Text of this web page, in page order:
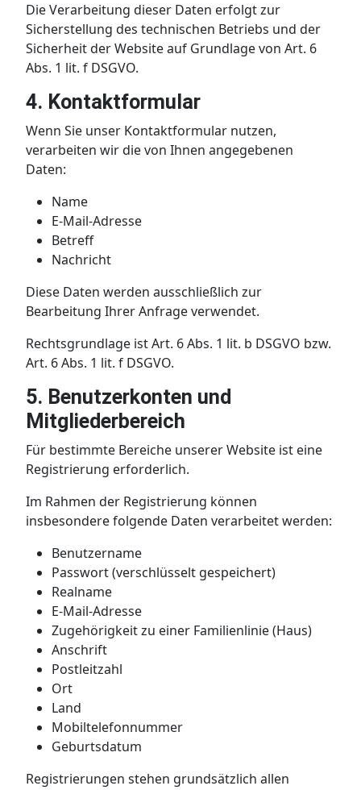
Die Verarbeitung dieser Daten erfolgt zur
Sicherstellung des technischen Betriebs und der
Sicherheit der Website auf Grundlage von Art. 6
Abs. 1 lit. f DSGVO.
4. Kontaktformular
Wenn Sie unser Kontaktformular nutzen,
verarbeiten wir die von Ihnen angegebenen
Daten:
Name
E-Mail-Adresse
Betreff
Nachricht
Diese Daten werden ausschließlich zur
Bearbeitung Ihrer Anfrage verwendet.
Rechtsgrundlage ist Art. 6 Abs. 1 lit. b DSGVO bzw.
Art. 6 Abs. 1 lit. f DSGVO.
5. Benutzerkonten und
Mitgliederbereich
Für bestimmte Bereiche unserer Website ist eine
Registrierung erforderlich.
Im Rahmen der Registrierung können
insbesondere folgende Daten verarbeitet werden:
Benutzername
Passwort (verschlüsselt gespeichert)
Realname
E-Mail-Adresse
Zugehörigkeit zu einer Familienlinie (Haus)
Anschrift
Postleitzahl
Ort
Land
Mobiltelefonnummer
Geburtsdatum
Registrierungen stehen grundsätzlich allen